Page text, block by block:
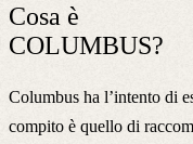
Cosa è
COLUMBUS?
Columbus ha l’intento di
compito è quello di